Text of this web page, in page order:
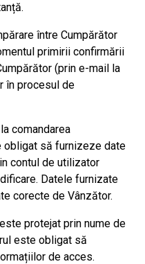
între Cumpărător
primirii confirmării
(prin e-mail la
în procesul de
comandarea
obligat să furnizeze date
contul de utilizator
Datele furnizate
corecte de Vânzător.
protejat prin nume de
este obligat să
de acces.